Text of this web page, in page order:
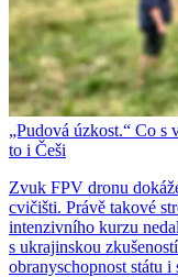
„Pudová úzkost.“ Co s
to i Češi
Zvuk FPV dronu
cvičišti. Právě takové
intenzivního kurzu
s ukrajinskou
obranyschopnost státu i